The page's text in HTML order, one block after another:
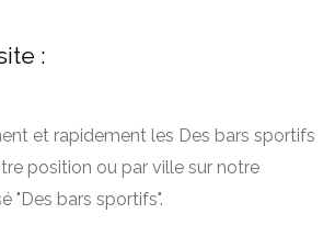
:
et rapidement les Des bars sportifs
position ou par ville sur notre
"Des bars sportifs".